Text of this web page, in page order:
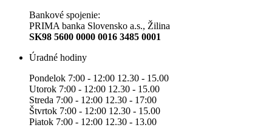
Bankové spojenie:
PRIMA banka Slovensko a.s., Žilina
SK98 5600 0000 0016 3485 0001
Úradné hodiny
Pondelok 7:00 - 12:00 12.30 - 15.00
Utorok 7:00 - 12:00 12.30 - 15.00
Streda 7:00 - 12:00 12.30 - 17:00
Štvrtok 7:00 - 12:00 12.30 - 15.00
Piatok 7:00 - 12:00 12.30 - 13.00